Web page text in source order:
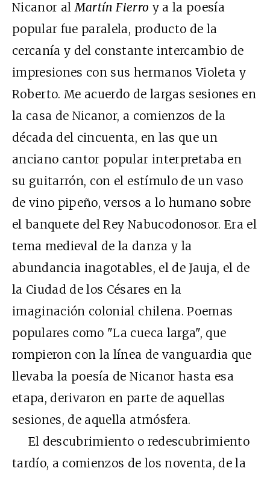
Nicanor alMartín Fierro y a la poesía
popular fue paralela, producto de la
cercanía y del constante intercambio de
impresiones con sus hermanos Violeta y
Roberto. Me acuerdo de largas sesiones en
la casa de Nicanor, a comienzos de la
década del cincuenta, en las que un
anciano cantor popular interpretaba en
su guitarrón, con el estímulo de un vaso
de vino pipeño, versos a lo humano sobre
el banquete del Rey Nabucodonosor. Era el
tema medieval de la danza y la
abundancia inagotables, el de Jauja, el de
la Ciudad de los Césares en la
imaginación colonial chilena. Poemas
populares como "La cueca larga", que
rompieron con la línea de vanguardia que
llevaba la poesía de Nicanor hasta esa
etapa, derivaron en parte de aquellas
sesiones, de aquella atmósfera.
El descubrimiento o redescubrimiento
tardío, a comienzos de los noventa, de la